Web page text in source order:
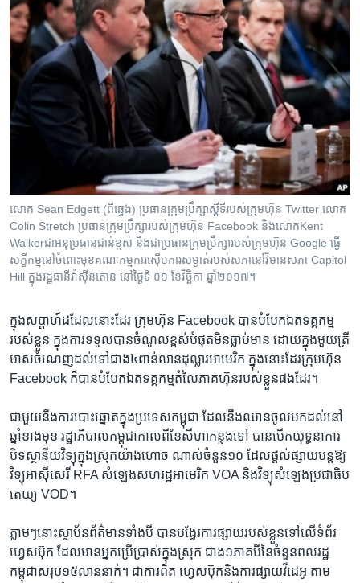
លោក Sean Edgett (ពីឆ្វេង) ប្រធាន​ក្រុមប្រឹក្សា​ស្តីទី​របស់​ក្រុមហ៊ុន Twitter លោក
Colin Stretch ប្រធាន​ក្រុមប្រឹក្សា​របស់​ក្រុមហ៊ុន Facebook និង​លោកKent
Walkerជា​អនុប្រធាន​ជាន់​ខ្ពស់ និង​ជា​ប្រធាន​ក្រុមប្រឹក្សា​របស់​ក្រុមហ៊ុន Google ធ្វើ​
សក្ខីកម្ម​នៅ​ចំពោះ​មុខ​គណៈកម្មការ​ស៊ើបការ​សម្ងាត់​របស់​សភា​នៅ​វិមាន​សភា​ Capitol
Hill ក្នុង​រដ្ឋធានី​វ៉ាស៊ីនតោន នៅ​ថ្ងៃទី ០១ ខែវិច្ឆិកា ឆ្នាំ២០១៧។
ក្នុង​សប្តាហ៍​ដដែល​នោះ​ដែរ​ ក្រុមហ៊ុន​ ​Facebook​ ​បាន​បំបែក​ឯតទគ្គកម្ម​
របស់​ខ្លួន​ ​ក្នុង​ការ​ទទូល​បាន​ចំណូល​ខ្ពស់​បំផុតមិន​ធ្លាប់​មាន​ ​ដោយ​ក្នុង​មួយ​ត្រី
មាស​ចំណេញ​ដល់​ទៅ​ជាង​៤ពាន់​លាន​ដុល្លារ​អាមេរិក​ ក្នុងនោះដែរ​ក្រុមហ៊ុន​ ​
Facebook​ ក៏​បាន​បំបែកឯតទគ្គកម្ម​តំលៃ​ភាគហ៊ុន​របស់​ខ្លួន​ផង​ដែរ។​
​ជាមួយ​នឹង​ការ​បោះឆ្នោត​ក្នុង​ប្រទេស​កម្ពុជា​ ​ដែល​នឹង​ឈាន​ចូល​មក​ដល់​នៅ​
ឆ្នាំ​ខាងមុខ​ ​រដ្ឋាភិបាល​កម្ពុជា​កាល​ពីខែ​សីហា​កន្លង​ទៅ​ ​បាន​បើក​យុទ្ធ​នាការ​ ​
បិទ​ស្ថានីយ​វិទ្យុ​ក្នុងស្រុក​យ៉ាងហោច​ ​ណាស់​ចំនួន​១០​ ​ដែលផ្តល់ផ្សាយបន្ត​ឱ្យ​ ​
វិទ្យុ​អាស៊ី​សេរី​ RFA​ ​សំឡេង​សហរដ្ឋ​អាមេរិក​ ​VOA​ ​និង​វិទ្យុ​សំឡេង​ប្រជាធិប​
តេយ្យ​ ​VOD។​
​ភ្លាមៗ​នោះ​ស្ថាប័ន​ព័ត៌មាន​ទាំង​បី​ ​បាន​បង្វែរ​ការផ្សាយ​របស់​ខ្លួន​ទៅ​លើ​ទំព័រ​
ហ្វេសប៊ុក​ ​ដែល​មានអ្នក​ប្រើ​ប្រាស់​ក្នុងស្រុក​ ​ជាង​១ភាគបី​នៃ​ចំនួន​ពល​រដ្ឋ​
កម្ពុជា​សរុប​១៥លាន​នាក់។​ ​ជាការពិត​ ហ្វេសប៊ុក​និង​ការផ្សាយ​វីដេអូ​ ​តាម